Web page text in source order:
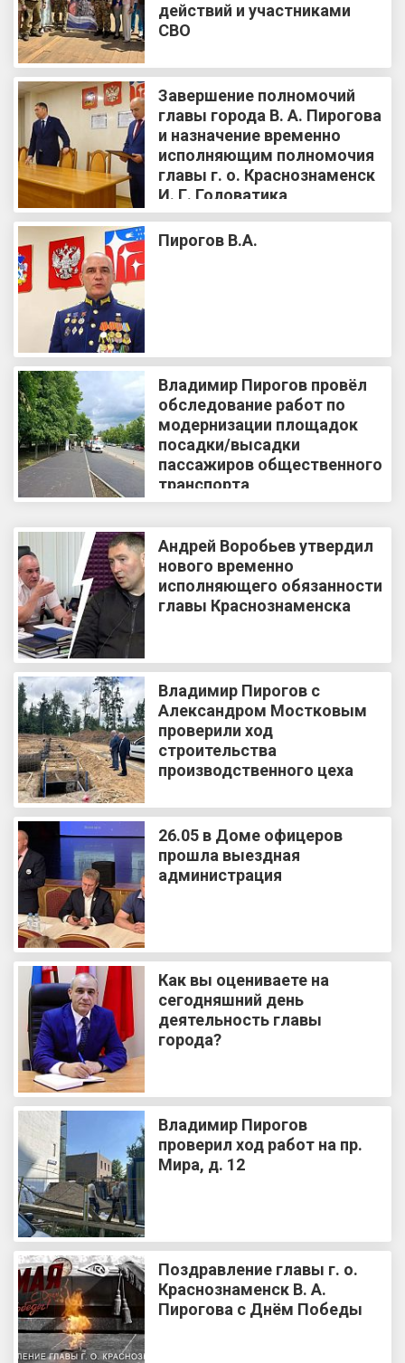
действий и участниками
СВО
Завершение полномочий
главы города В. А. Пирогова
и назначение временно
исполняющим полномочия
главы г. о. Краснознаменск
И. Г. Головатика
Пирогов В.А.
Владимир Пирогов провёл
обследование работ по
модернизации площадок
посадки/высадки
пассажиров общественного
транспорта
Андрей Воробьев утвердил
нового временно
исполняющего обязанности
главы Краснознаменска
Владимир Пирогов с
Александром Мостковым
проверили ход
строительства
производственного цеха
26.05 в Доме офицеров
прошла выездная
администрация
Как вы оцениваете на
сегодняшний день
деятельность главы
города?
Владимир Пирогов
проверил ход работ на пр.
Мира, д. 12
Поздравление главы г. о.
Краснознаменск В. А.
Пирогова с Днём Победы